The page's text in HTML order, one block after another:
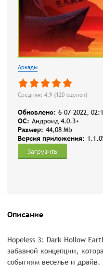
Аркады
Средняя: 4,9 (120 оценок)
Обновлено: 6-07-2022,
OC: Андроид 4.0.3+
Размер: 44,08 Mb
Версия приложения:
Загрузить
Описание
Hopeless 3: Dark Hollow
забавной концепции,
событиям веселье и